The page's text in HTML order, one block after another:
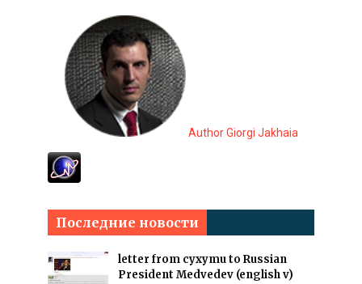
Author Giorgi Jakhaia
Последние новости
letter from cyxymu to Russian
President Medvedev (english v)